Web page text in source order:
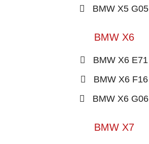
BMW X5 G05
BMW X6
BMW X6 E71
BMW X6 F16
BMW X6 G06
BMW X7